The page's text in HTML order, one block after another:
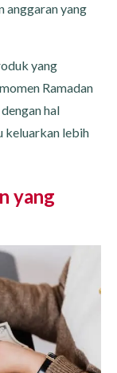
anggaran yang
yang
Ramadan
hal
keluarkan lebih
yang